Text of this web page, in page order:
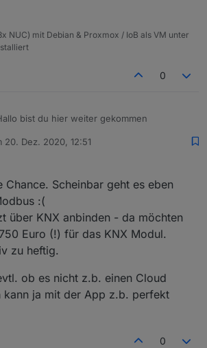
ich das ganze im Modbus Adapter
damit es funktioniert?
pro keine Verbindung/auslesen zur
- ich habe einen Portscan auf die
Sollte der dauernd geöffnet sein?
liegt kann ich aber einfach nicht
NUC) mit Debian & Proxmox / IoB als VM unter
0
bist du hier weiter gekommen
20. Dez. 2020, 12:51
von
Chance. Scheinbar geht es eben
:(
über KNX anbinden - da möchten
Euro (!) für das KNX Modul.
zu heftig.
ob es nicht z.b. einen Cloud
kann ja mit der App z.b. perfekt
0